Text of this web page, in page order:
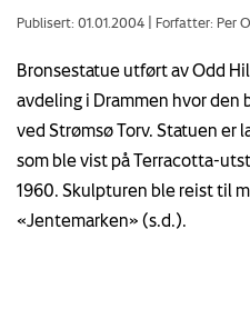
Publisert: 01.01.2004 Forfatter: Per
Bronsestatue utført av Odd
avdeling i Drammen hvor den
ved Strømsø Torv. Statuen
som ble vist på Terracotta-
1960. Skulpturen ble reist til
«Jentemarken» (s.d.).